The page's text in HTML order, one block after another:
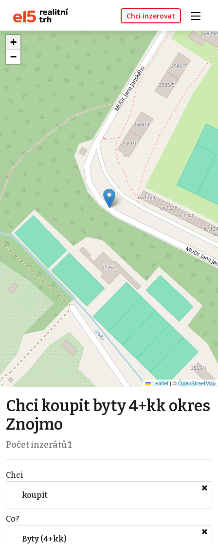
Chci inzerovat
+
−
Leaflet| ©OpenStreetMap
Chci koupit byty 4+kk okres
Znojmo
Počet inzerátů1
Chci
koupit
Co?
Byty (4+kk)